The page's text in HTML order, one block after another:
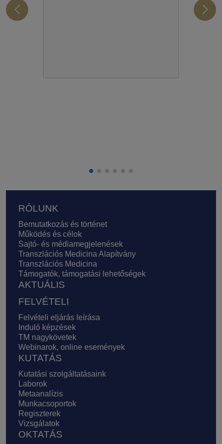
Lábléc
RÓLUNK
Bemutatkozás és történet
Működés és célok
Sajtó- és médiamegjelenések
Transzlációs Medicina Alapítvány
Transzlációs Medicina
Támogatók, támogatási lehetőségek
AKTUÁLIS
FELVÉTELI
Felvételi eljárás leírása
Induló képzések
TM nagykövetek
Webinarok, online események
KUTATÁS
Kutatási szolgáltatásaink
Laborok
Metaanalízis
Munkacsoportok
Regiszterek
Vizsgálatok
OKTATÁS